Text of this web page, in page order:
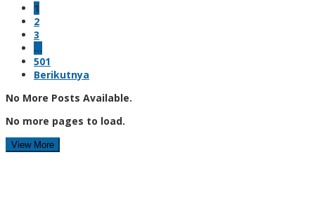
1
2
3
…
501
Berikutnya
No More Posts Available.
No more pages to load.
View More